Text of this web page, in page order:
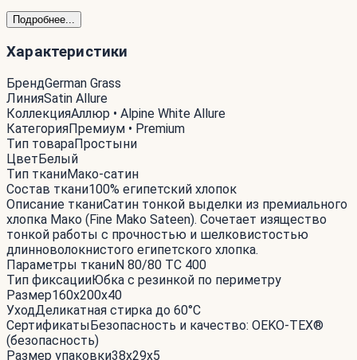
Подробнее...
Характеристики
БрендGerman Grass
ЛинияSatin Allure
КоллекцияАллюр • Alpine White Allure
КатегорияПремиум • Premium
Тип товараПростыни
ЦветБелый
Тип тканиМако-сатин
Состав ткани100% египетский хлопок
Описание тканиСатин тонкой выделки из премиального
хлопка Мако (Fine Mako Sateen). Сочетает изящество
тонкой работы с прочностью и шелковистостью
длинноволокнистого египетского хлопка.
Параметры тканиN 80/80 TC 400
Тип фиксацииЮбка с резинкой по периметру
Размер160x200x40
УходДеликатная стирка до 60°С
СертификатыБезопасность и качество: OEKO-TEX®
(безопасность)
Размер упаковки38x29x5